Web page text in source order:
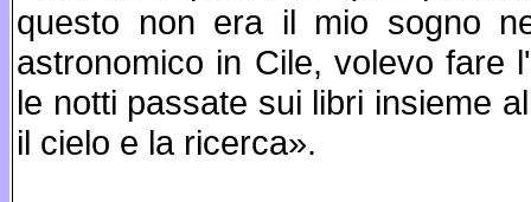
questo non era il mio sogno
astronomico in Cile, volevo fare
le notti passate sui libri insieme
il cielo e la ricerca».